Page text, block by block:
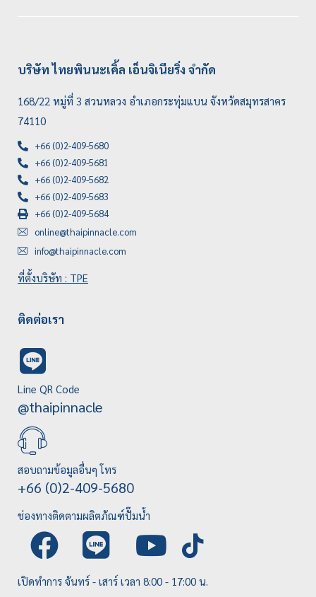
บริษัท ไทยพินนะเคิ้ล เอ็นจิเนียริ่ง จำกัด
168/22 หมู่ที่ 3 สวนหลวง อำเภอกระทุ่มแบน จังหวัดสมุทรสาคร
74110
+66 (0)2-409-5680
+66 (0)2-409-5681
+66 (0)2-409-5682
+66 (0)2-409-5683
+66 (0)2-409-5684
online@thaipinnacle.com
info@thaipinnacle.com
ที่ตั้งบริษัท : TPE
ติดต่อเรา
Line QR Code
@thaipinnacle
สอบถามข้อมูลอื่นๆ โทร
+66 (0)2-409-5680
ช่องทางติดตามผลิตภัณฑ์ปั๊มน้ำ
เปิดทำการ จันทร์ - เสาร์ เวลา 8:00 - 17:00 น.